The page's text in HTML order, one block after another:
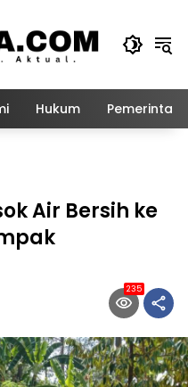
Hukum
Air Bersih ke
235